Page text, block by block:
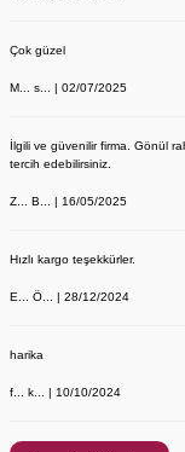
Çok güzel
M... s... | 02/07/2025
İlgili ve güvenilir firma. Gönül
tercih edebilirsiniz.
Z... B... | 16/05/2025
Hızlı kargo teşekkürler.
E... Ö... | 28/12/2024
harika
f... k... | 10/10/2024